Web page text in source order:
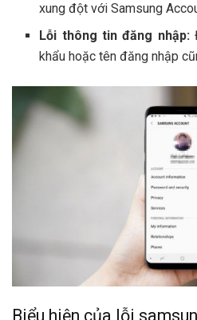
xung đột với Samsung
Lỗi thông tin đăng nhập:
khẩu hoặc tên đăng nhập
Biểu hiện của lỗi